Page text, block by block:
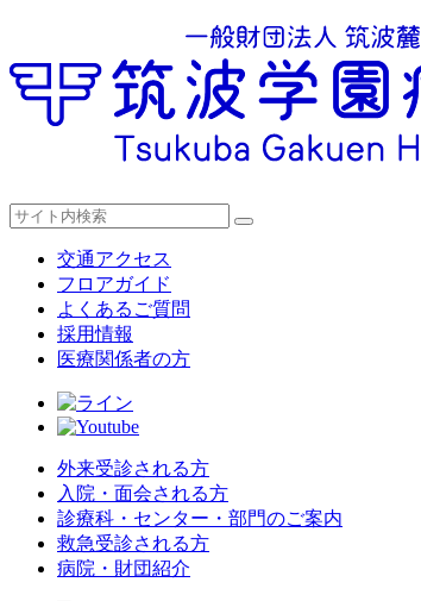
交通アクセス
フロアガイド
よくあるご質問
採用情報
医療関係者の方
外来受診される方
入院・面会される方
診療科・センター・部門のご案内
救急受診される方
病院・財団紹介